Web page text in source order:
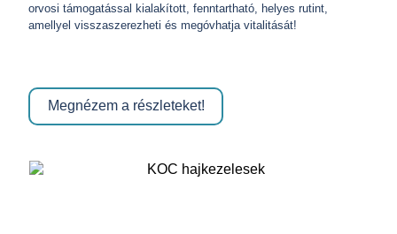
orvosi támogatással kialakított, fenntartható, helyes rutint,
amellyel visszaszerezheti és megóvhatja vitalitását!
Megnézem a részleteket!